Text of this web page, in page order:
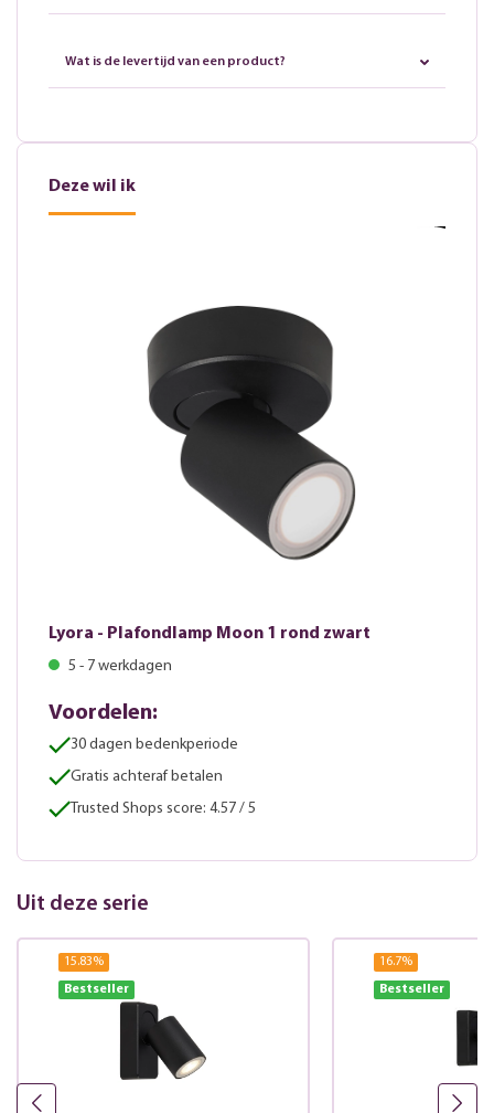
Wat is de levertijd van een product?
Deze wil ik
Lyora - Plafondlamp Moon 1 rond zwart
5 - 7 werkdagen
Voordelen:
30 dagen bedenkperiode
Gratis achteraf betalen
Trusted Shops score: 4.57 / 5
Uit deze serie
15.83%
Bestseller
16.7%
Bestseller